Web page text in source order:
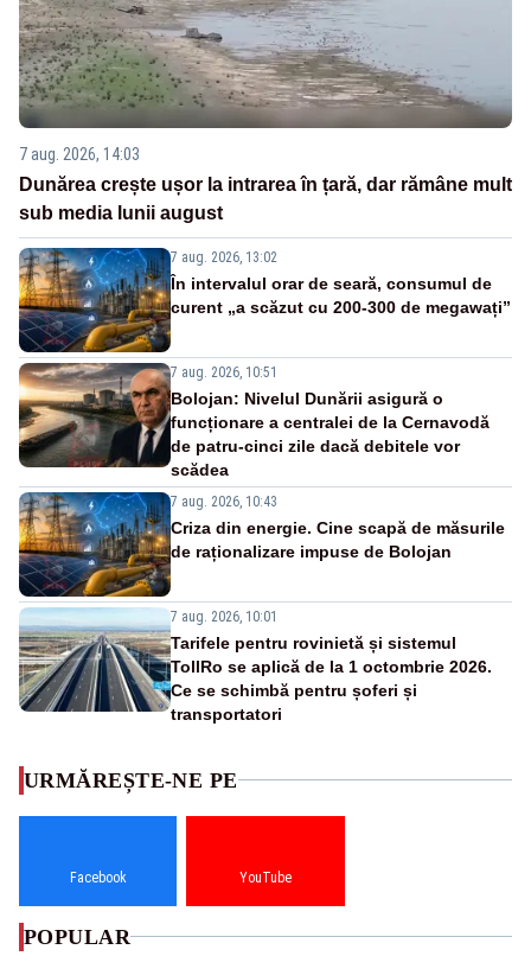
7 aug. 2026, 14:03
Dunărea crește ușor la intrarea în țară, dar rămâne mult
sub media lunii august
7 aug. 2026, 13:02
În intervalul orar de seară, consumul de
curent „a scăzut cu 200-300 de megawați”
7 aug. 2026, 10:51
Bolojan: Nivelul Dunării asigură o
funcționare a centralei de la Cernavodă
de patru-cinci zile dacă debitele vor
scădea
7 aug. 2026, 10:43
Criza din energie. Cine scapă de măsurile
de raționalizare impuse de Bolojan
7 aug. 2026, 10:01
Tarifele pentru rovinietă și sistemul
TollRo se aplică de la 1 octombrie 2026.
Ce se schimbă pentru șoferi și
transportatori
URMĂREȘTE-NE PE
Facebook YouTube
POPULAR